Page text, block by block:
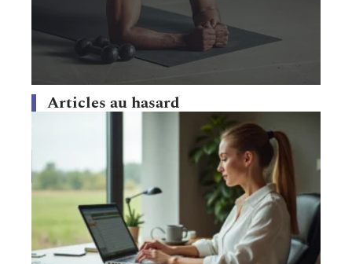
Articles au hasard